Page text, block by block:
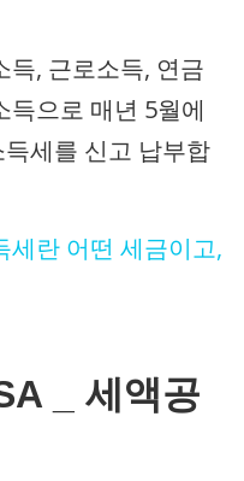
득, 근로소득, 연금
득으로 매년 5월에
세를 신고 납부합
세란 어떤 세금이고,
_ 세액공